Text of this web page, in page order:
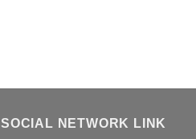
SOCIAL NETWORK LINK